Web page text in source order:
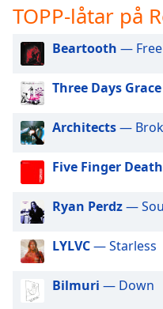
settings
dialog
subtitles
off
selected
Track
in-
Picture
This
modal
window.
TOPP-låtar på
Beartooth — Free
Three Days Grace
Architects—
Five Finger
Ryan Perdz—
LYLVC— Starless
Bilmuri — Down